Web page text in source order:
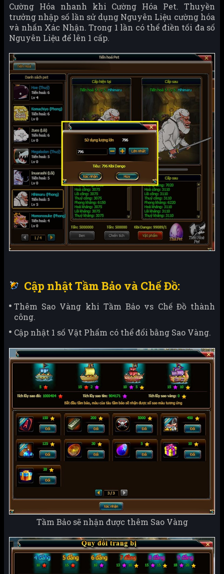
Cường Hóa nhanh khi Cường Hóa Pet. Thuyền
trưởng nhập số lần sử dụng Nguyên Liệu cường hóa
và nhấn Xác Nhận. Trong 1 lần có thể điền tối đa số
Nguyên Liệu để lên 1 cấp.
Cập nhật Tầm Bảo và Chế Đồ:
Thêm Sao Vàng khi Tầm Bảo vs Chế Đồ thành
công.
Cập nhật 1 số Vật Phẩm có thể đổi bằng Sao Vàng.
Tầm Bảo sẽ nhận được thêm Sao Vàng